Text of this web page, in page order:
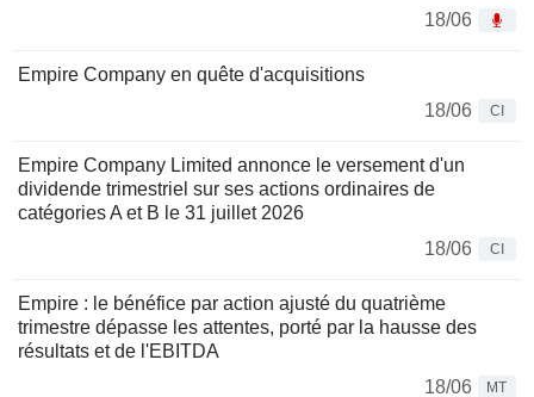
18/06
Empire Company en quête d'acquisitions
18/06
CI
Empire Company Limited annonce le versement d'un
dividende trimestriel sur ses actions ordinaires de
catégories A et B le 31 juillet 2026
18/06
CI
Empire : le bénéfice par action ajusté du quatrième
trimestre dépasse les attentes, porté par la hausse des
résultats et de l'EBITDA
18/06
MT